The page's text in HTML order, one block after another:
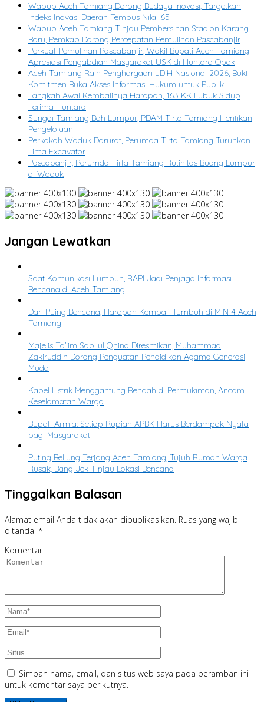
Wabup Aceh Tamiang Dorong Budaya Inovasi, Targetkan
Indeks Inovasi Daerah Tembus Nilai 65
Wabup Aceh Tamiang Tinjau Pembersihan Stadion Karang
Baru, Pemkab Dorong Percepatan Pemulihan Pascabanjir
Perkuat Pemulihan Pascabanjir, Wakil Bupati Aceh Tamiang
Apresiasi Pengabdian Masyarakat USK di Huntara Opak
Aceh Tamiang Raih Penghargaan JDIH Nasional 2026, Bukti
Komitmen Buka Akses Informasi Hukum untuk Publik
Langkah Awal Kembalinya Harapan, 163 KK Lubuk Sidup
Terima Huntara
Sungai Tamiang Bah Lumpur, PDAM Tirta Tamiang Hentikan
Pengelolaan
Perkokoh Waduk Darurat, Perumda Tirta Tamiang Turunkan
Lima Excavator
Pascabanjir, Perumda Tirta Tamiang Rutinitas Buang Lumpur
di Waduk
Jangan Lewatkan
Saat Komunikasi Lumpuh, RAPI Jadi Penjaga Informasi
Bencana di Aceh Tamiang
Dari Puing Bencana, Harapan Kembali Tumbuh di MIN 4 Aceh
Tamiang
Majelis Ta’lim Sabilul Qhina Diresmikan, Muhammad
Zakiruddin Dorong Penguatan Pendidikan Agama Generasi
Muda
Kabel Listrik Menggantung Rendah di Permukiman, Ancam
Keselamatan Warga
Bupati Armia: Setiap Rupiah APBK Harus Berdampak Nyata
bagi Masyarakat
Puting Beliung Terjang Aceh Tamiang, Tujuh Rumah Warga
Rusak, Bang Jek Tinjau Lokasi Bencana
Tinggalkan Balasan
Alamat email Anda tidak akan dipublikasikan. Ruas yang wajib
ditandai *
Komentar
Simpan nama, email, dan situs web saya pada peramban ini
untuk komentar saya berikutnya.